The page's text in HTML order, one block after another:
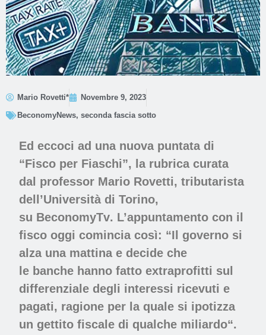
Mario Rovetti*
Novembre 9, 2023
BeconomyNews, seconda fascia sotto
Ed eccoci ad una nuova puntata di
“Fisco per Fiaschi”, la rubrica curata
dal professor Mario Rovetti, tributarista
dell’Università di Torino,
su BeconomyTv. L’appuntamento con il
fisco oggi comincia così: “Il governo si
alza una mattina e decide che
le banche hanno fatto extraprofitti sul
differenziale degli interessi ricevuti e
pagati, ragione per la quale si ipotizza
un gettito fiscale di qualche miliardo“.